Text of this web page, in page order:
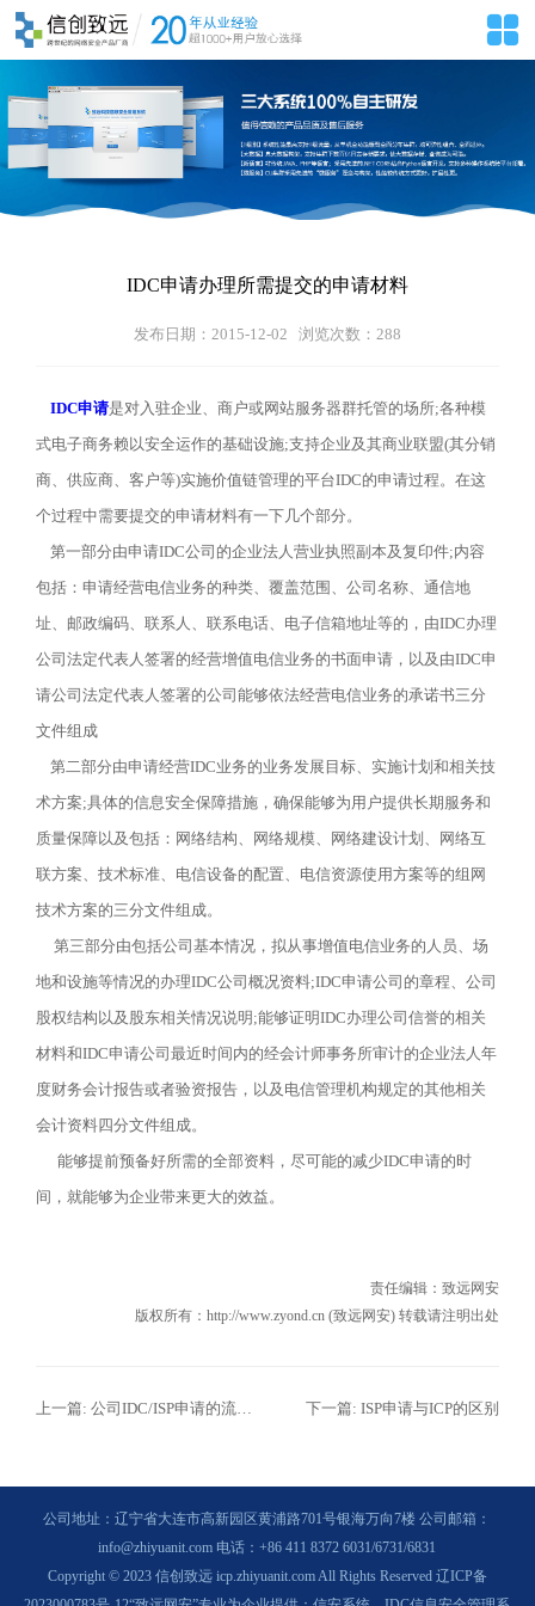
IDC申请办理所需提交的申请材料
发布日期：2015-12-02 浏览次数： 288
IDC申请是对入驻企业、商户或网站服务器群托管的场所;各种模
式电子商务赖以安全运作的基础设施;支持企业及其商业联盟(其分销
商、供应商、客户等)实施价值链管理的平台IDC的申请过程。在这
个过程中需要提交的申请材料有一下几个部分。
第一部分由申请IDC公司的企业法人营业执照副本及复印件;内容
包括：申请经营电信业务的种类、覆盖范围、公司名称、通信地
址、邮政编码、联系人、联系电话、电子信箱地址等的，由IDC办理
公司法定代表人签署的经营增值电信业务的书面申请，以及由IDC申
请公司法定代表人签署的公司能够依法经营电信业务的承诺书三分
文件组成
第二部分由申请经营IDC业务的业务发展目标、实施计划和相关技
术方案;具体的信息安全保障措施，确保能够为用户提供长期服务和
质量保障以及包括：网络结构、网络规模、网络建设计划、网络互
联方案、技术标准、电信设备的配置、电信资源使用方案等的组网
技术方案的三分文件组成。
第三部分由包括公司基本情况，拟从事增值电信业务的人员、场
地和设施等情况的办理IDC公司概况资料;IDC申请公司的章程、公司
股权结构以及股东相关情况说明;能够证明IDC办理公司信誉的相关
材料和IDC申请公司最近时间内的经会计师事务所审计的企业法人年
度财务会计报告或者验资报告，以及电信管理机构规定的其他相关
会计资料四分文件组成。
能够提前预备好所需的全部资料，尽可能的减少IDC申请的时
间，就能够为企业带来更大的效益。
责任编辑： 致远网安
版权所有：http://www.zyond.cn (致远网安) 转载请注明出处
上一篇: 公司IDC/ISP申请的流程和需要的资质条件 下一篇: ISP申请与ICP的区别
公司地址：辽宁省大连市高新园区黄浦路701号银海万向7楼 公司邮箱：
info@zhiyuanit.com 电话：+86 411 8372 6031/6731/6831
Copyright © 2023 信创致远 icp.zhiyuanit.com All Rights Reserved 辽ICP备